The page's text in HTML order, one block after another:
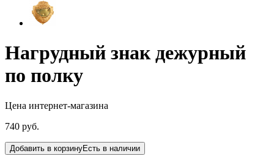
Нагрудный знак дежурный
по полку
Цена интернет-магазина
740 руб.
Добавить в корзинуЕсть в наличии